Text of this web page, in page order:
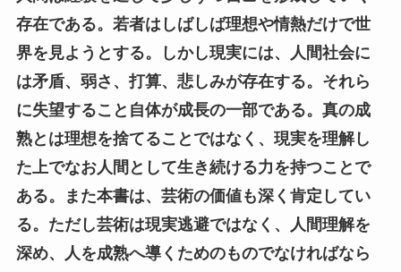
存在である。若者はしばしば理想や情熱だけで世
界を見ようとする。しかし現実には、人間社会に
は矛盾、弱さ、打算、悲しみが存在する。それら
に失望すること自体が成長の一部である。真の成
熟とは理想を捨てることではなく、現実を理解し
た上でなお人間として生き続ける力を持つことで
ある。また本書は、芸術の価値も深く肯定してい
る。ただし芸術は現実逃避ではなく、人間理解を
深め、人を成熟へ導くためのものでなければなら